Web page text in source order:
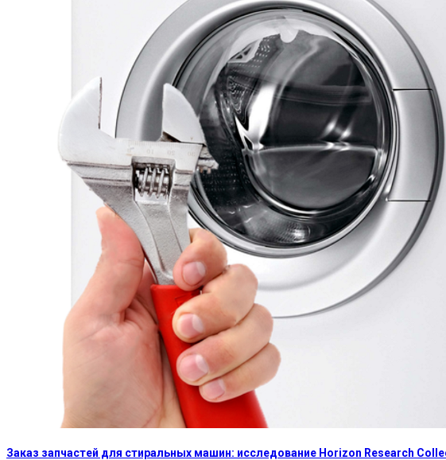
Заказ запчастей для стиральных машин: исследование Horizon Research